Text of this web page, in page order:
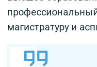
магистратуру и